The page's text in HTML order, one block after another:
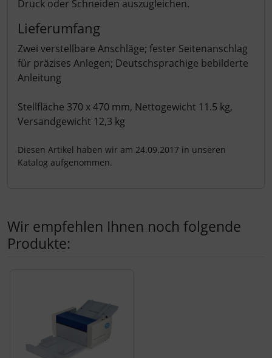
Druck oder Schneiden auszugleichen.
Lieferumfang
Zwei verstellbare Anschläge; fester Seitenanschlag
für präzises Anlegen; Deutschsprachige bebilderte
Anleitung
Stellfläche 370 x 470 mm, Nettogewicht 11.5 kg,
Versandgewicht 12,3 kg
Diesen Artikel haben wir am 24.09.2017 in unseren
Katalog aufgenommen.
Wir empfehlen Ihnen noch folgende
Produkte: